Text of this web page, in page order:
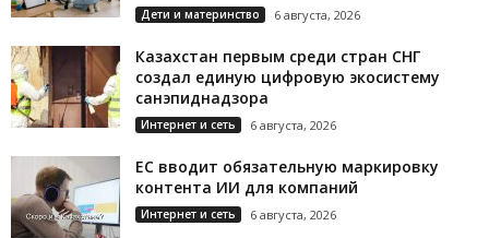
Дети и материнство 6 августа, 2026
Казахстан первым среди стран СНГ
создал единую цифровую экосистему
санэпиднадзора
Интернет и сеть 6 августа, 2026
ЕС вводит обязательную маркировку
контента ИИ для компаний
Интернет и сеть 6 августа, 2026